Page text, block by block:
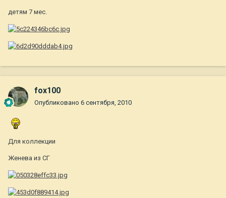
детям 7 мес.
fox100
Опубликовано 6 сентября, 2010
Для коллекции
Женева из СГ